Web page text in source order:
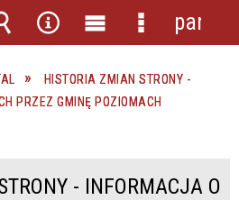
HISTORIA ZMIAN STRONY -
PRZEZ GMINĘ POZIOMACH
- INFORMACJA O
Narzędzia
Menu
główne
Menu
szczegółowe
panel